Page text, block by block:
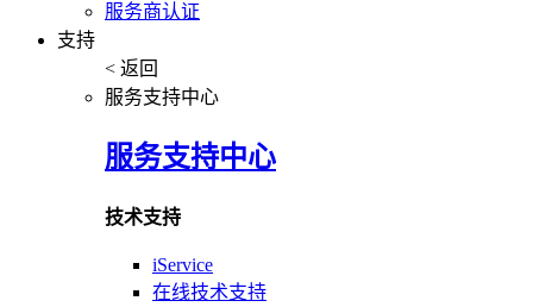
服务商认证
支持
< 返回
服务支持中心
服务支持中心
技术支持
iService
在线技术支持